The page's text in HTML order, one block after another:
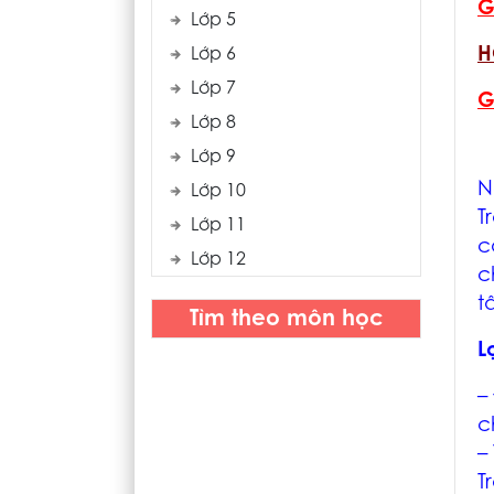
Lớp 5
Lớp 6
Lớp 7
Lớp 8
Lớp 9
Lớp 10
Lớp 11
Lớp 12
Tìm theo môn học
–